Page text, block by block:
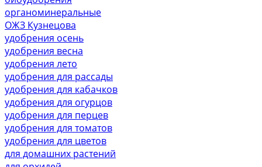
органоминеральные
ОЖЗ Кузнецова
удобрения осень
удобрения весна
удобрения лето
удобрения для рассады
удобрения для кабачков
удобрения для огурцов
удобрения для перцев
удобрения для томатов
удобрения для цветов
для домашних растений